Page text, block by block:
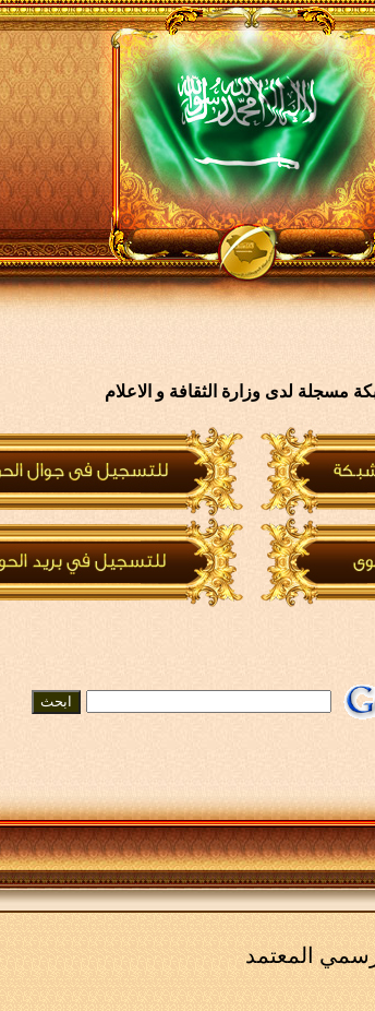
مسجلة لدى وزارة الثقافة و الاعلام
المعتمد